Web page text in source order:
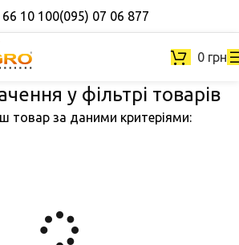
66 10 100(095) 07 06 877
0 грн
у фільтрі товарів
товар за даними критеріями: